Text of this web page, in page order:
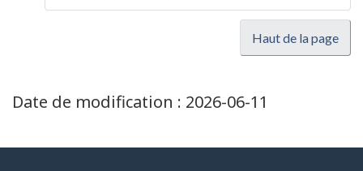
Haut de la page
Date de modification : 2026-06-11